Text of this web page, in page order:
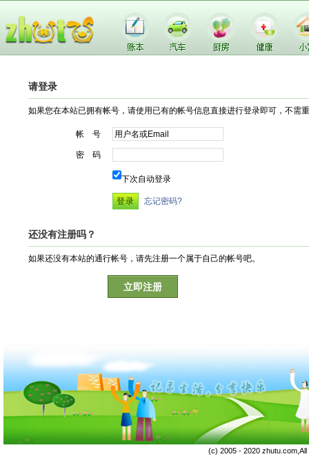
请登录
如果您在本站已拥有帐号，请使用已有的帐号信息直接进行登录即可，不需
帐 号
密 码
下次自动登录
忘记密码?
还没有注册吗？
如果还没有本站的通行帐号，请先注册一个属于自己的帐号吧。
立即注册
(c) 2005 - 2020